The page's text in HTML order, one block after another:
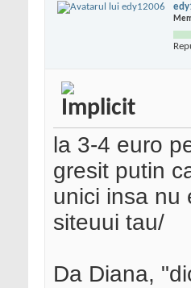
la 3-4 euro
gresit putin
unici insa nu
siteuui tau/
Da Diana,